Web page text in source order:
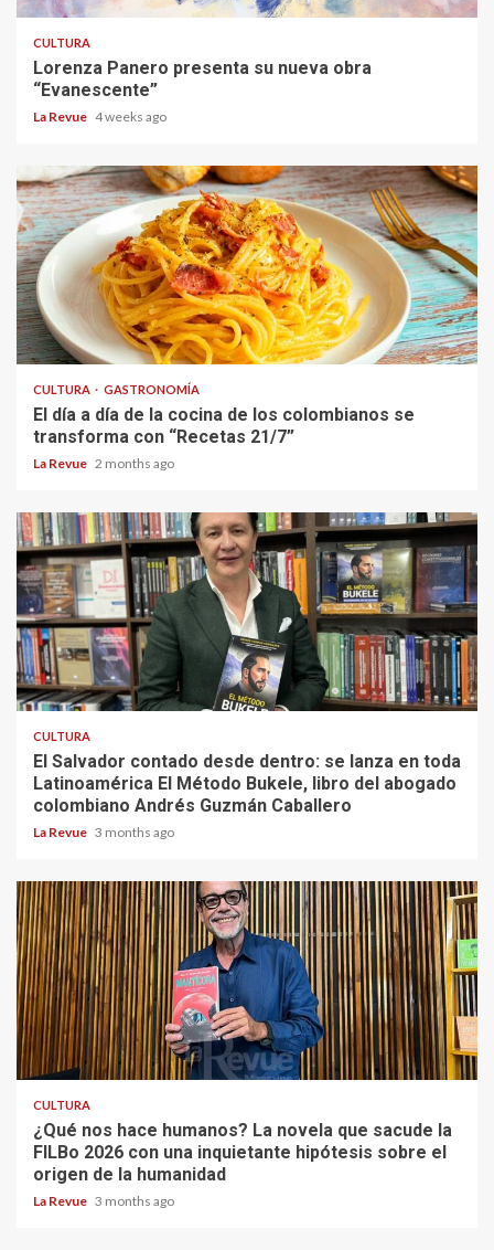
CULTURA
Lorenza Panero presenta su nueva obra
“Evanescente”
La Revue 4 weeks ago
CULTURA GASTRONOMÍA
El día a día de la cocina de los colombianos se
transforma con “Recetas 21/7”
La Revue 2 months ago
CULTURA
El Salvador contado desde dentro: se lanza en toda
Latinoamérica El Método Bukele, libro del abogado
colombiano Andrés Guzmán Caballero
La Revue 3 months ago
CULTURA
¿Qué nos hace humanos? La novela que sacude la
FILBo 2026 con una inquietante hipótesis sobre el
origen de la humanidad
La Revue 3 months ago